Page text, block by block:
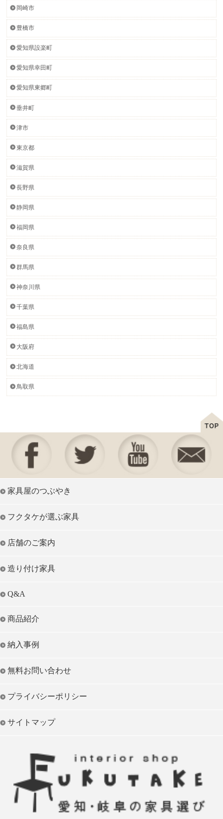
岡崎市
豊橋市
愛知県設楽町
愛知県幸田町
愛知県東郷町
垂井町
津市
東京都
滋賀県
長野県
静岡県
福岡県
奈良県
群馬県
神奈川県
千葉県
福島県
大阪府
北海道
鳥取県
家具屋のつぶやき
フクタケが選ぶ家具
店舗のご案内
造り付け家具
Q&A
商品紹介
納入事例
無料お問い合わせ
プライバシーポリシー
サイトマップ